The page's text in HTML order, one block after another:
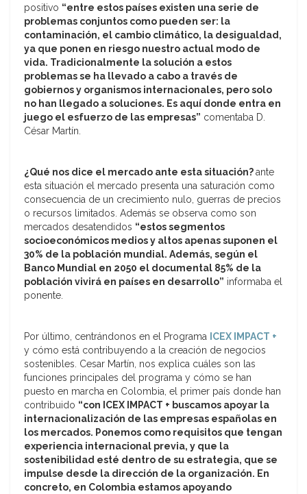
positivo “entre estos países existen una serie de
problemas conjuntos como pueden ser: la
contaminación, el cambio climático, la desigualdad,
ya que ponen en riesgo nuestro actual modo de
vida. Tradicionalmente la solución a estos
problemas se ha llevado a cabo a través de
gobiernos y organismos internacionales, pero solo
no han llegado a soluciones. Es aquí donde entra en
juego el esfuerzo de las empresas” comentaba D.
César Martín.
¿Qué nos dice el mercado ante esta situación?ante
esta situación el mercado presenta una saturación como
consecuencia de un crecimiento nulo, guerras de precios
o recursos limitados. Además se observa como son
mercados desatendidos “estos segmentos
socioeconómicos medios y altos apenas suponen el
30% de la población mundial. Además, según el
Banco Mundial en 2050 el documental 85% de la
población vivirá en países en desarrollo” informaba el
ponente.
Por último, centrándonos en el Programa ICEX IMPACT +
y cómo está contribuyendo a la creación de negocios
sostenibles. Cesar Martín, nos explica cuáles son las
funciones principales del programa y cómo se han
puesto en marcha en Colombia, el primer país donde han
contribuido “con ICEX IMPACT + buscamos apoyar la
internacionalización de las empresas españolas en
los mercados. Ponemos como requisitos que tengan
experiencia internacional previa, y que la
sostenibilidad esté dentro de su estrategia, que se
impulse desde la dirección de la organización. En
concreto, en Colombia estamos apoyando